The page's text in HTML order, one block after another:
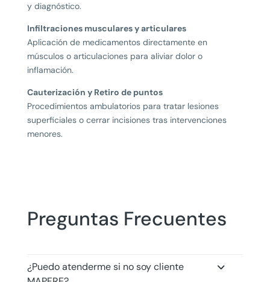
y diagnóstico.
Infiltraciones musculares y articulares
Aplicación de medicamentos directamente en
músculos o articulaciones para aliviar dolor o
inflamación.
Cauterización y Retiro de puntos
Procedimientos ambulatorios para tratar lesiones
superficiales o cerrar incisiones tras intervenciones
menores.
Preguntas Frecuentes
¿Puedo atenderme si no soy cliente